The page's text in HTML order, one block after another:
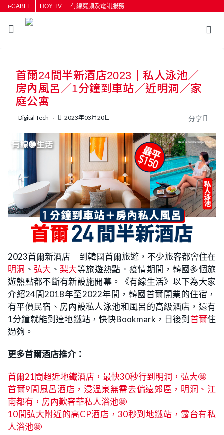
i-CABLE HOY TV 有線寬頻及電訊服務
首爾24間半新酒店2023｜私人泳池／
房內風呂／1分鐘到車站／近明洞／家
庭公寓
Digital Tech 2023年03月20日 分享
2023首爾新酒店｜到韓國首爾旅遊，不少旅客都會住在
明洞 、 弘大 、梨大等旅遊熱點。疫情期間，韓國多個旅
遊熱點都不斷有新設施開幕。《有線生活》以下為大家
介紹24間2018年至2022年間，韓國首爾開業的住宿，
有平價民宿、房內設私人泳池和風呂的高級酒店，還有
1分鐘就能到達地鐵站，快快Bookmark，日後到 首爾住
過夠。
更多首爾酒店推介：
首爾21間超近地鐵酒店，最快30秒行到明洞，弘大🤩
首爾9間風呂酒店，浸溫泉無需去偏遠郊區，明洞、江
南都有，房內歎奢華私人浴池🤩
10間弘大附近的高CP酒店，30秒到地鐵站，露台有私
人浴池🤩